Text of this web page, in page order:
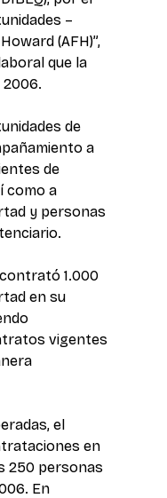
–
(AFH)”,
que la
de
a
de
como a
y personas
1.000
en su
vigentes
el
en
250 personas
En